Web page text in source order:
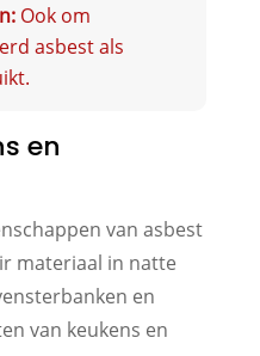
Ook om
asbest als
en
van asbest
materiaal in natte
en
van keukens en